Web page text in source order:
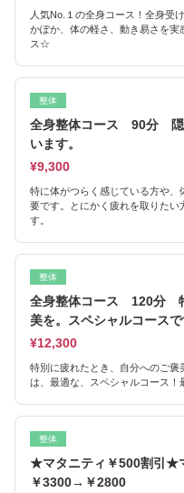
人気No.１の全身コース！全身受
かぽか、体の軽さ、動き易さを実
ス☆
整体
全身整体コース 90分 隠
います。
¥9,300
特に体がつらく感じている方や
要です。とにかく疲れを取りた
す。
整体
全身整体コース 120分
美を。スペシャルコースで
¥12,300
特別に疲れたとき、自分へのご
は、最適な、スペシャルコース！
整体
★マタニティ￥500割引★
￥3300→￥2800